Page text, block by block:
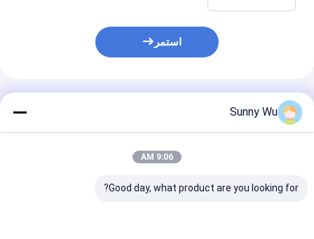
استمر
المنتجات الموصى بها
Sunny Wu
9:06 AM
Good day, what product are you looking for?